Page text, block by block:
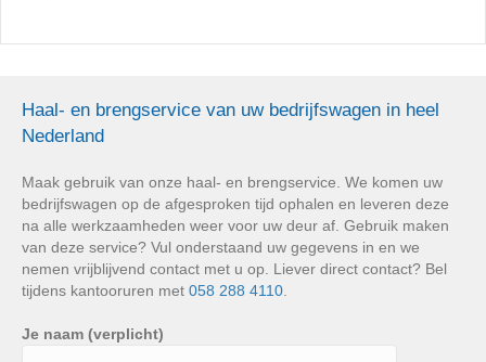
Haal- en brengservice van uw bedrijfswagen in heel
Nederland
Maak gebruik van onze haal- en brengservice. We komen uw
bedrijfswagen op de afgesproken tijd ophalen en leveren deze
na alle werkzaamheden weer voor uw deur af. Gebruik maken
van deze service? Vul onderstaand uw gegevens in en we
nemen vrijblijvend contact met u op. Liever direct contact? Bel
tijdens kantooruren met 058 288 4110
Je naam (verplicht)